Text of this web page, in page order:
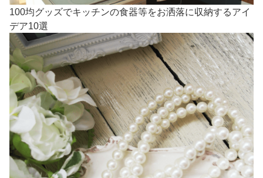
100均グッズでキッチンの食器等をお洒落に収納するアイ
デア10選